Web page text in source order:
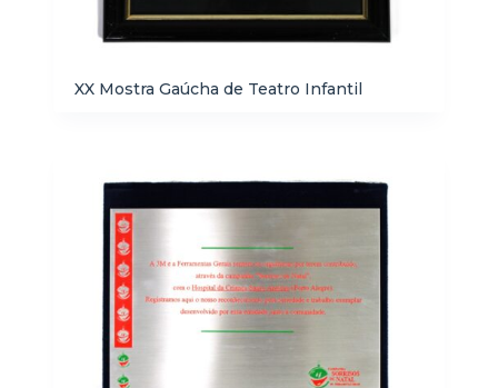
XX Mostra Gaúcha de Teatro Infantil